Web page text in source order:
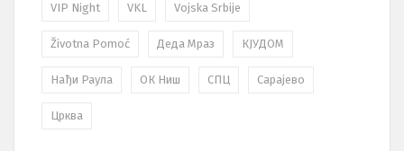
VIP Night VKL Vojska Srbije
Životna Pomoć Деда Мраз КЈУДОМ
Нађи Раула ОК Ниш СПЦ Сарајево
Црква